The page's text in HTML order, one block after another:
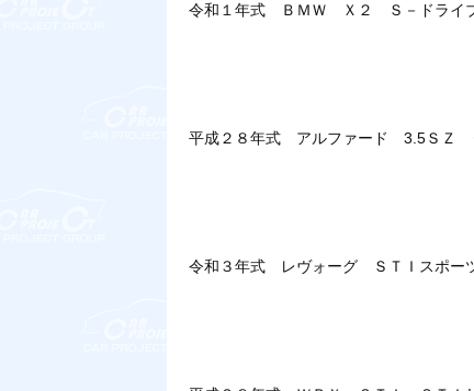
令和１年式 ＢＭＷ Ｘ２ Ｓ－ドライ
平成２８年式 アルファード 3.5ＳＺ
令和３年式 レヴォーグ ＳＴＩスポ